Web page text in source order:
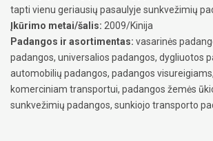
tapti vienu geriausių pasaulyje sunkvežimių
Įkūrimo metai/šalis: 2009/Kinija
Padangos ir asortimentas: vasarinės
padangos, universalios padangos, dygliuotos
automobilių padangos, padangos
komerciniam transportui, padangos žemės
sunkvežimių padangos, sunkiojo transporto